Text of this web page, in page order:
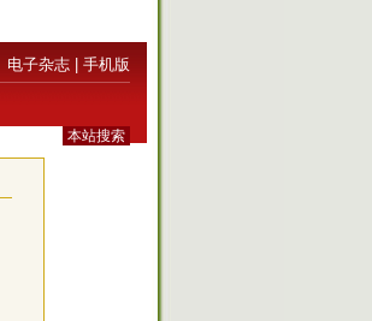
电子杂志 手机版